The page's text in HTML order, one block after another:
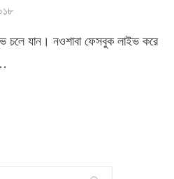
চলে যান। নওশাবা ফেসবুক লাইভ করে